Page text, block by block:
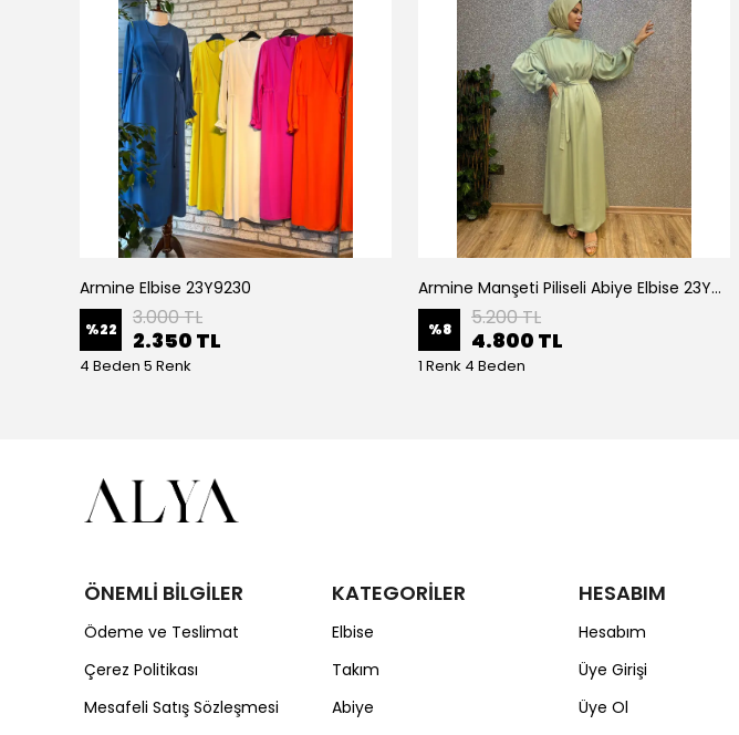
Armine Elbise 23Y9230
%22 3.000 TL
2.350 TL
4 Beden 5 Renk
Armine Manşeti Piliseli Abiye Elbise 23Y9617
%8 5.200 TL
4.800 TL
1 Renk 4 Beden
ÖNEMLİ BİLGİLER
Ödeme ve Teslimat
Çerez Politikası
Mesafeli Satış Sözleşmesi
KATEGORİLER
Elbise
Takım
Abiye
HESABIM
Hesabım
Üye Girişi
Üye Ol